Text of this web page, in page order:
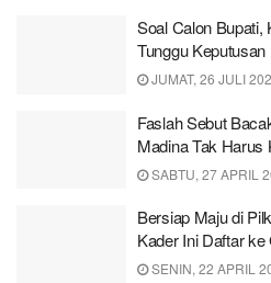
Soal Calon
Tunggu
JUMAT, 26 JULI
Faslah Sebut
Madina Tak Harus
SABTU, 27 APRIL
Bersiap Maju di
Kader Ini Daftar ke
SENIN, 22 APRIL